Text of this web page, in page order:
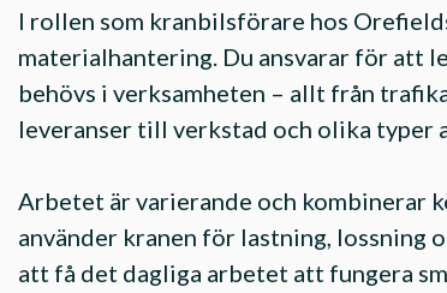
I rollen som kranbilsförare hos
materialhantering. Du ansvarar för att
behövs i verksamheten – allt från
leveranser till verkstad och olika typer
Arbetet är varierande och kombinerar
använder kranen för lastning, lossning
att få det dagliga arbetet att fungera